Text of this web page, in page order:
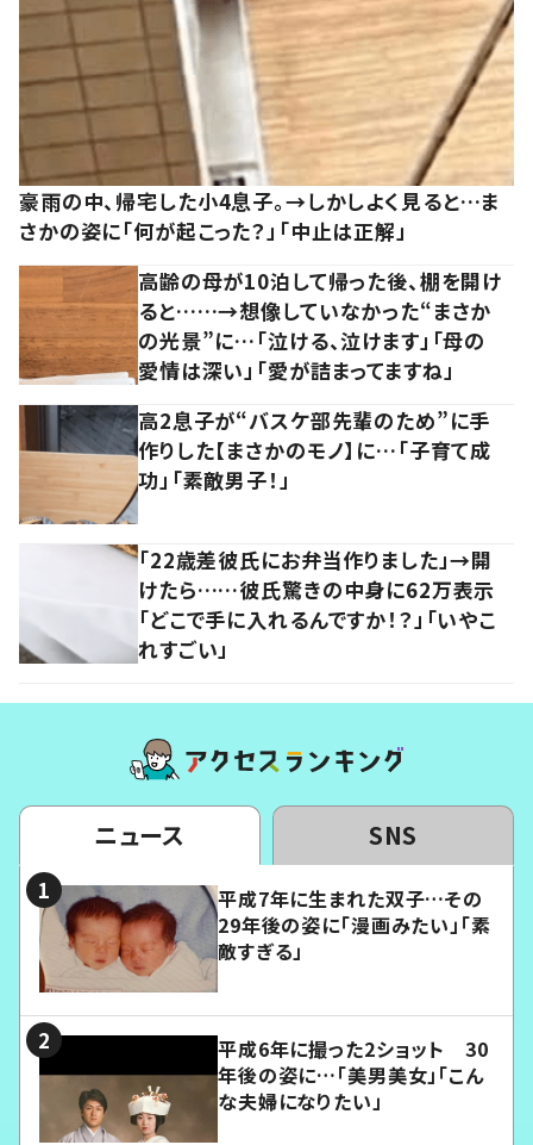
豪雨の中、帰宅した小4息子。→しかしよく見ると…ま
さかの姿に「何が起こった？」「中止は正解」
高齢の母が10泊して帰った後、棚を開け
ると……→想像していなかった“まさか
の光景”に…「泣ける、泣けます」「母の
愛情は深い」「愛が詰まってますね」
高2息子が“バスケ部先輩のため”に手
作りした【まさかのモノ】に…「子育て成
功」「素敵男子！」
「22歳差彼氏にお弁当作りました」→開
けたら……彼氏驚きの中身に62万表示
「どこで手に入れるんですか！？」「いやこ
れすごい」
ニュース SNS
平成7年に生まれた双子…その
29年後の姿に「漫画みたい」「素
敵すぎる」
平成6年に撮った2ショット 30
年後の姿に…「美男美女」「こん
な夫婦になりたい」